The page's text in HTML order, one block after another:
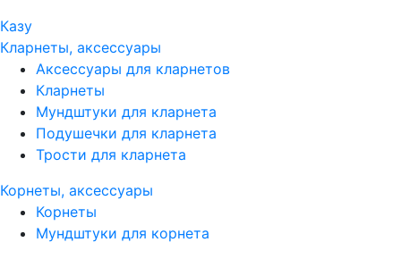
Казу
Кларнеты, аксессуары
Аксессуары для кларнетов
Кларнеты
Мундштуки для кларнета
Подушечки для кларнета
Трости для кларнета
Корнеты, аксессуары
Корнеты
Мундштуки для корнета